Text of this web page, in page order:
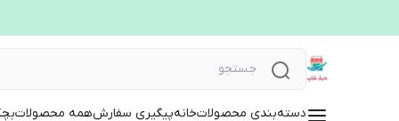
دسته‌بندی محصولاتخانهپیگیری سفارشهمه محصولات